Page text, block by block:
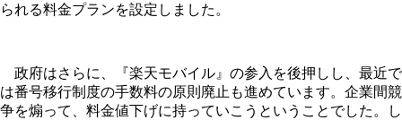
られる料金プランを設定しました。
政府はさらに、『楽天モバイル』の参入を後押しし、最近で
は番号移行制度の手数料の原則廃止も進めています。企業間競
争を煽って、料金値下げに持っていこうということでした。し